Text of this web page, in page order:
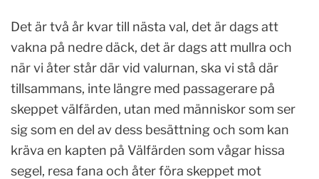
Det är två år kvar till nästa val, det är dags att
vakna på nedre däck, det är dags att mullra och
när vi åter står där vid valurnan, ska vi stå där
tillsammans, inte längre med passagerare på
skeppet välfärden, utan med människor som ser
sig som en del av dess besättning och som kan
kräva en kapten på Välfärden som vågar hissa
segel, resa fana och åter föra skeppet mot